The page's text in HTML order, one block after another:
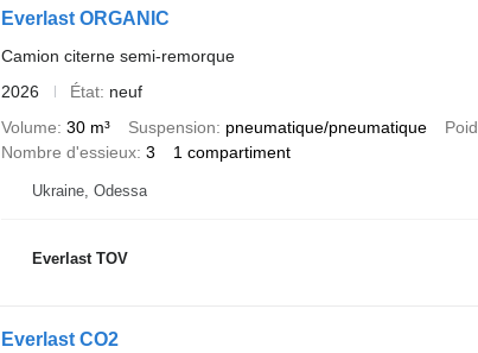
Everlast ORGANIC
Camion citerne semi-remorque
2026
État neuf
Volume 30 m³ Suspension pneumatique/pneumatique
Nombre d'essieux 3 1 compartiment
Ukraine, Odessa
Everlast TOV
Everlast CO2